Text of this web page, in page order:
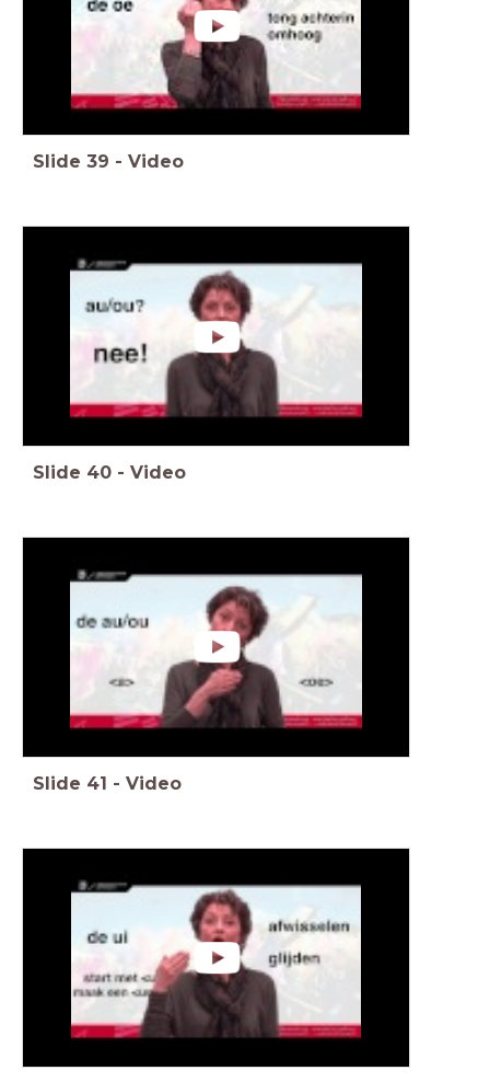
Slide 39 - Video
Slide 40 - Video
Slide 41 - Video